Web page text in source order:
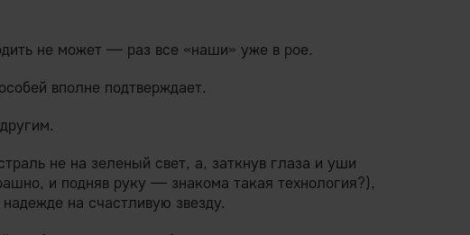
не может — раз все «наши» уже в рое.
вполне подтверждает.
не на зеленый свет, а, заткнув глаза и уши
и подняв руку — знакома такая технология?),
на счастливую звезду.